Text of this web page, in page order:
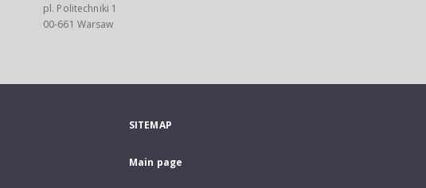
pl. Politechniki 1
00-661 Warsaw
SITEMAP
Main page